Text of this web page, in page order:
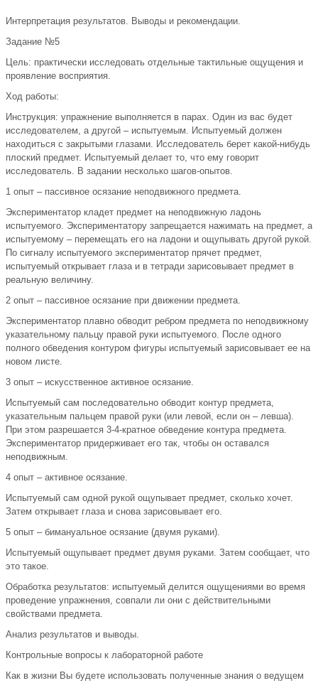
Интерпретация результатов. Выводы и рекомендации.
Задание №5
Цель: практически исследовать отдельные тактильные ощущения и
проявление восприятия.
Ход работы:
Инструкция: упражнение выполняется в парах. Один из вас будет
исследователем, а другой – испытуемым. Испытуемый должен
находиться с закрытыми глазами. Исследователь берет какой-нибудь
плоский предмет. Испытуемый делает то, что ему говорит
исследователь. В задании несколько шагов-опытов.
1 опыт – пассивное осязание неподвижного предмета.
Экспериментатор кладет предмет на неподвижную ладонь
испытуемого. Экспериментатору запрещается нажимать на предмет, а
испытуемому – перемещать его на ладони и ощупывать другой рукой.
По сигналу испытуемого экспериментатор прячет предмет,
испытуемый открывает глаза и в тетради зарисовывает предмет в
реальную величину.
2 опыт – пассивное осязание при движении предмета.
Экспериментатор плавно обводит ребром предмета по неподвижному
указательному пальцу правой руки испытуемого. После одного
полного обведения контуром фигуры испытуемый зарисовывает ее на
новом листе.
3 опыт – искусственное активное осязание.
Испытуемый сам последовательно обводит контур предмета,
указательным пальцем правой руки (или левой, если он – левша).
При этом разрешается 3-4-кратное обведение контура предмета.
Экспериментатор придерживает его так, чтобы он оставался
неподвижным.
4 опыт – активное осязание.
Испытуемый сам одной рукой ощупывает предмет, сколько хочет.
Затем открывает глаза и снова зарисовывает его.
5 опыт – бимануальное осязание (двумя руками).
Испытуемый ощупывает предмет двумя руками. Затем сообщает, что
это такое.
Обработка результатов: испытуемый делится ощущениями во время
проведение упражнения, совпали ли они с действительными
свойствами предмета.
Анализ результатов и выводы.
Контрольные вопросы к лабораторной работе
Как в жизни Вы будете использовать полученные знания о ведущем